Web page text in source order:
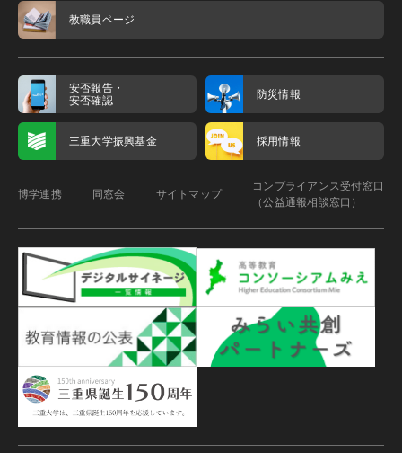
教職員ページ
安否報告・
安否確認
防災情報
三重大学振興基金 採用情報
博学連携 同窓会 サイトマップ
コンプライアンス受付窓口
（公益通報相談窓口）